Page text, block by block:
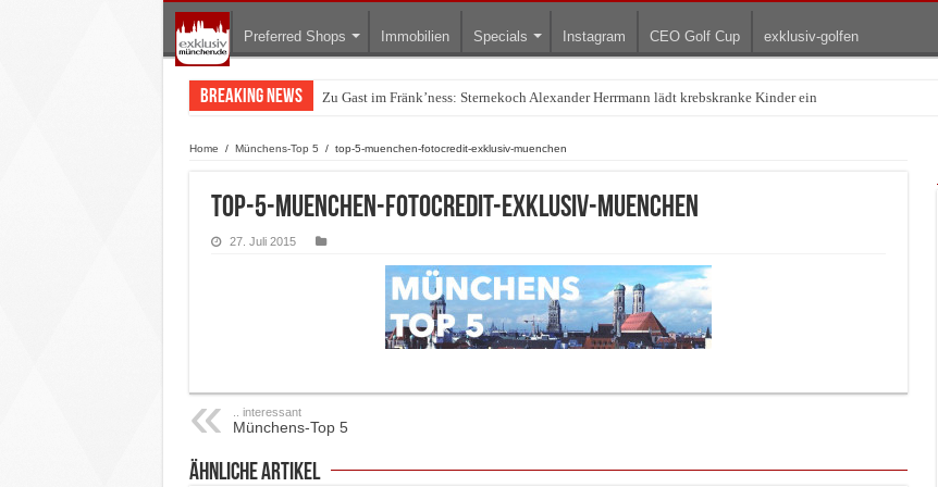
Preferred Shops Immobilien Specials Instagram CEO Golf Cup exklusiv-golfen
Breaking News Zu Gast im Fränk’ness: Sternekoch Alexander Herrmann lädt krebskranke Kinder ein
Home / Münchens-Top 5 / top-5-muenchen-fotocredit-exklusiv-muenchen
top-5-muenchen-fotocredit-exklusiv-muenchen
27. Juli 2015
.. interessant
Münchens-Top 5
ähnliche Artikel